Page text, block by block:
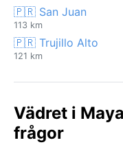
🇵🇷 San Juan
113 km
🇵🇷 Trujillo Alto
121 km
Vädret i
frågor